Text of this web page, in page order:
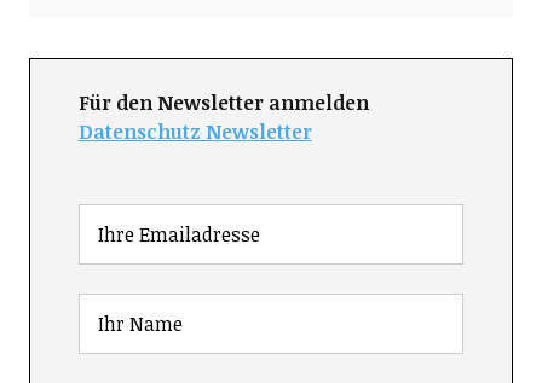
Für den Newsletter anmelden
Datenschutz Newsletter